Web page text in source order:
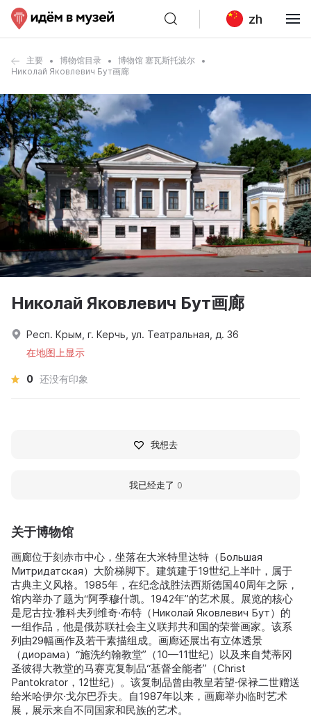
zh
主要 博物馆目录
博物馆 塞瓦斯托波尔
Николай Яковлевич Бут画廊
关于博物馆
画廊位于刻赤市中心，坐落在大米特里达特（Большая
Митридатская）大阶梯脚下。建筑建于19世纪上半叶，属于
古典主义风格。1985年，在纪念战胜法西斯德国40周年之际，
馆内举办了题为“阿季穆什凯。1942年”的艺术展。展览的核心
是尼古拉·雅科夫列维奇·布特（Николай Яковлевич Бут）的
一组作品，他是俄苏联社会主义联邦共和国的荣誉画家。该系
列由29幅画作及若干素描组成。画廊还展出有立体透景
（диорама）“施洗约翰教堂”（10—11世纪）以及来自梵蒂冈
圣彼得大教堂的马赛克复制品“基督全能者”（Christ
Pantokrator，12世纪）。该复制品曾由教皇若望·保禄二世赠送
给米哈伊尔·戈尔巴乔夫。自1987年以来，画廊举办临时艺术
展，展示来自不同国家和民族的艺术。
Николай Яковлевич Бут画廊
Респ. Крым, г. Керчь, ул. Театральная, д. 36
在地图上显示
0 还没有印象
我想去
我已经走了 0